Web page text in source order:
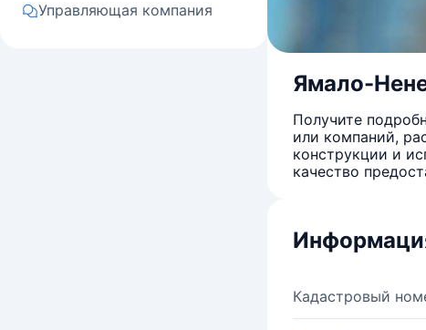
Управляющая компания
Ямало-
Получите
или компаний,
конструкции и
качество
Кадастровый